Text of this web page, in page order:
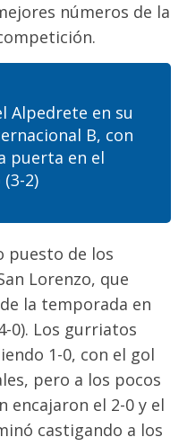
números de la
Alpedrete en su
B, con
puerta en el
2)
puesto de los
Lorenzo, que
la temporada en
0). Los gurriatos
1-0, con el gol
pero a los pocos
encajaron el 2-0 y el
castigando a los